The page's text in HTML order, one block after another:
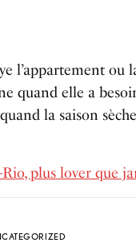
l’appartement ou
quand elle a
la saison
Rio, plus lover que